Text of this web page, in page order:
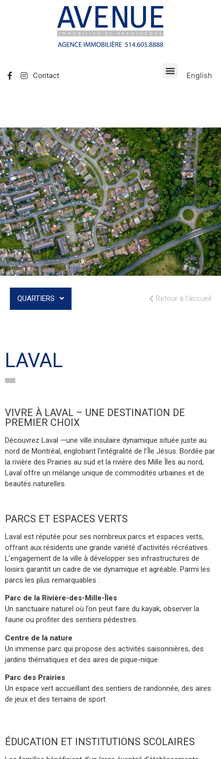
Contact English
QUARTIERS Retour à l'accueil
LAVAL
VIVRE À LAVAL – UNE DESTINATION DE
PREMIER CHOIX
Découvrez Laval —une ville insulaire dynamique située juste au
nord de Montréal, englobant l’intégralité de l’Île Jésus. Bordée par
la rivière des Prairies au sud et la rivière des Mille Îles au nord,
Laval offre un mélange unique de commodités urbaines et de
beautés naturelles.
PARCS ET ESPACES VERTS
Laval est réputée pour ses nombreux parcs et espaces verts,
offrant aux résidents une grande variété d’activités récréatives.
L’engagement de la ville à développer ses infrastructures de
loisirs garantit un cadre de vie dynamique et agréable. Parmi les
parcs les plus remarquables :
Parc de la Rivière-des-Mille-Îles
Un sanctuaire naturel où l’on peut faire du kayak, observer la
faune ou profiter des sentiers pédestres.
Centre de la nature
Un immense parc qui propose des activités saisonnières, des
jardins thématiques et des aires de pique-nique.
Parc des Prairies
Un espace vert accueillant des sentiers de randonnée, des aires
de jeux et des terrains de sport.
ÉDUCATION ET INSTITUTIONS SCOLAIRES